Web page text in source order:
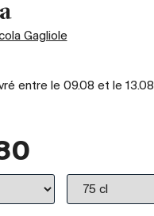
Gagliole
entre le 09.08 et le 13.08